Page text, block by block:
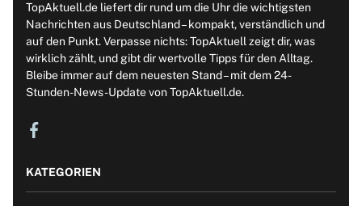
TopAktuell.de liefert dir rund um die Uhr die wichtigsten
Nachrichten aus Deutschland – kompakt, verständlich und
auf den Punkt. Verpasse nichts: TopAktuell zeigt dir, was
wirklich zählt, und gibt dir wertvolle Tipps für den Alltag.
Bleibe immer auf dem neuesten Stand – mit dem 24-
Stunden-News-Update von TopAktuell.de.
KATEGORIEN